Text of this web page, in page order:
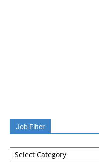
Job Filter
Job
Filter